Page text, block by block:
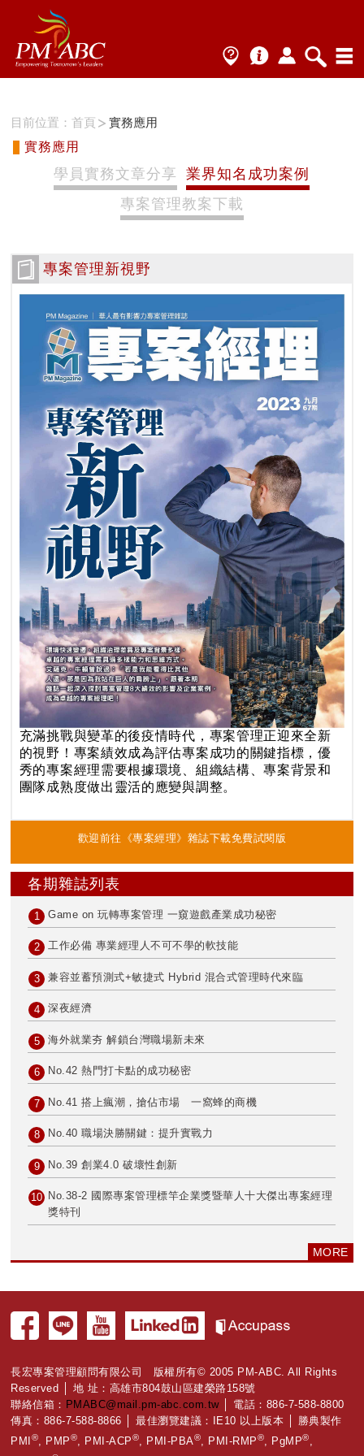
目前位置：首頁
實務應用
實務應用
學員實務文章分享
業界知名成功案例
專案管理教案下載
專案管理新視野
充滿挑戰與變革的後疫情時代，專案管理正迎來全新
的視野！專案績效成為評估專案成功的關鍵指標，優
秀的專案經理需要根據環境、組織結構、專案背景和
團隊成熟度做出靈活的應變與調整。
歡迎前往《專案經理》雜誌下載免費試閱版
各期雜誌列表
1 Game on 玩轉專案管理 一窺遊戲產業成功秘密
2 工作必備 專業經理人不可不學的軟技能
3 兼容並蓄預測式+敏捷式 Hybrid 混合式管理時代來臨
4 深夜經濟
5 海外就業夯 解鎖台灣職場新未來
6 No.42 熱門打卡點的成功秘密
7 No.41 搭上瘋潮，搶佔市場 一窩蜂的商機
8 No.40 職場決勝關鍵：提升實戰力
9 No.39 創業4.0 破壞性創新
10 No.38-2 國際專案管理標竿企業獎暨華人十大傑出專案經理
獎特刊
MORE
長宏專案管理顧問有限公司 版權所有© 2005 PM-ABC. All Rights
Reserved │ 地 址：高雄市804鼓山區建榮路158號
聯絡信箱： PMABC@mail.pm-abc.com.tw│ 電話：886-7-588-8800
傳真：886-7-588-8866 │ 最佳瀏覽建議：IE10 以上版本 │ 勝典製作
PMI ® , PMP® , PMI-ACP® , PMI-PBA® , PMI-RMP® , PgMP®